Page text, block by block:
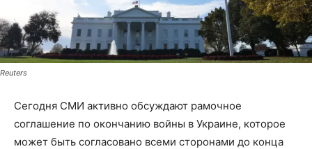
Reuters
Сегодня СМИ активно обсуждают рамочное
соглашение по окончанию войны в Украине, которое
может быть согласовано всеми сторонами до конца